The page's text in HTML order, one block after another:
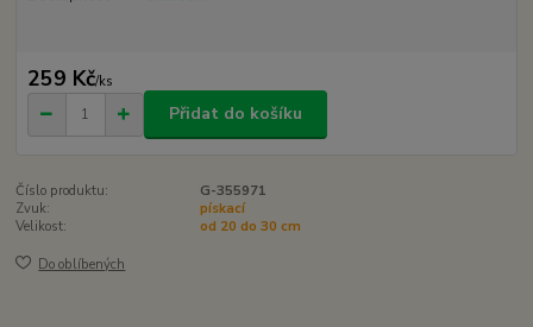
259 Kč/ks
Přidat do košíku
Číslo produktu:
G-355971
Zvuk:
pískací
Velikost:
od 20 do 30 cm
Do oblíbených